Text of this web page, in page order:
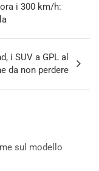
i 300 km/h:
i SUV a GPL al
da non perdere
sul modello